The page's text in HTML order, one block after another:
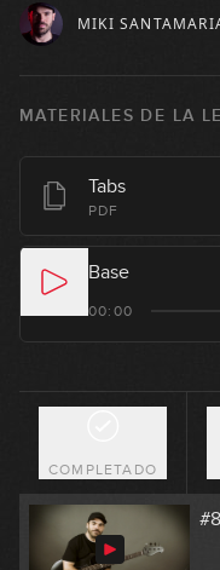
MIKI
MATERIALES DE LA
Tabs
PDF
Base
00:00
COMPLETADO
04:40
11:01
09:47